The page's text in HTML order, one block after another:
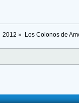
2012 » Los Colonos de